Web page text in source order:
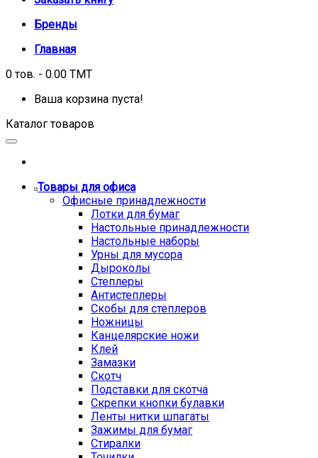
Бренды
Главная
0 тов. - 0.00 TMT
Ваша корзина пуста!
Каталог товаров
Товары для офиса
Офисные принадлежности
Лотки для бумаг
Настольные принадлежности
Настольные наборы
Урны для мусора
Дыроколы
Степлеры
Антистеплеры
Скобы для степлеров
Ножницы
Канцелярские ножи
Клей
Замазки
Скотч
Подставки для скотча
Скрепки кнопки булавки
Ленты нитки шпагаты
Зажимы для бумаг
Стиралки